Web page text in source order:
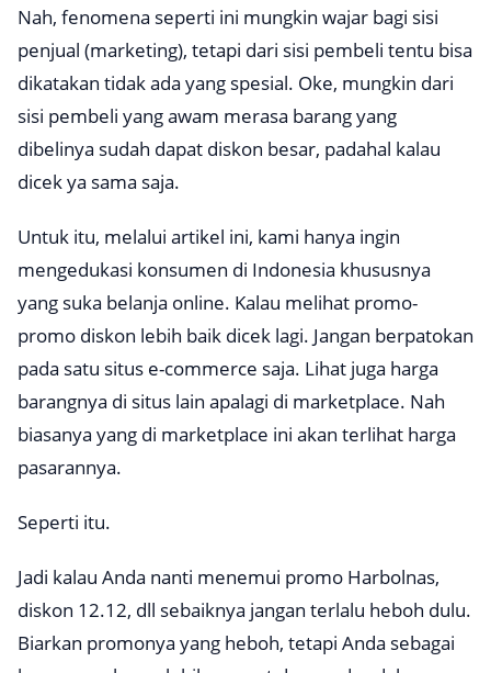
Nah, fenomena seperti ini mungkin wajar bagi sisi
penjual (marketing), tetapi dari sisi pembeli tentu bisa
dikatakan tidak ada yang spesial. Oke, mungkin dari
sisi pembeli yang awam merasa barang yang
dibelinya sudah dapat diskon besar, padahal kalau
dicek ya sama saja.
Untuk itu, melalui artikel ini, kami hanya ingin
mengedukasi konsumen di Indonesia khususnya
yang suka belanja online. Kalau melihat promo-
promo diskon lebih baik dicek lagi. Jangan berpatokan
pada satu situs e-commerce saja. Lihat juga harga
barangnya di situs lain apalagi di marketplace. Nah
biasanya yang di marketplace ini akan terlihat harga
pasarannya.
Seperti itu.
Jadi kalau Anda nanti menemui promo Harbolnas,
diskon 12.12, dll sebaiknya jangan terlalu heboh dulu.
Biarkan promonya yang heboh, tetapi Anda sebagai